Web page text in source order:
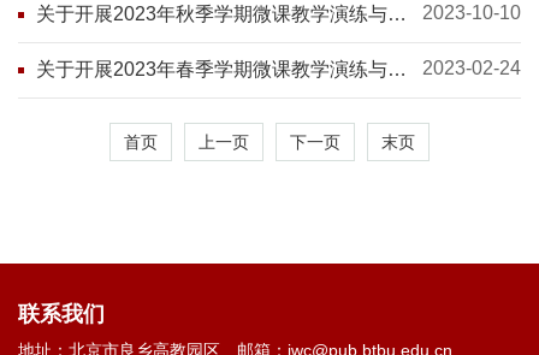
关于开展2023年秋季学期微课教学演练与教
学咨询服务工作的通知
2023-10-10
关于开展2023年春季学期微课教学演练与教
学咨询服务工作的通知
2023-02-24
首页 上一页 下一页 末页
联系我们
地址：北京市良乡高教园区 邮箱：jwc@pub.btbu.edu.cn